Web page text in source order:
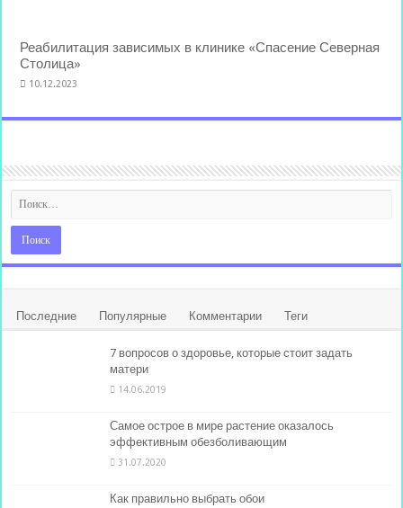
Реабилитация зависимых в клинике «Спасение Северная
Столица»
10.12.2023
Последние Популярные Комментарии Теги
7 вопросов о здоровье, которые стоит задать
матери
14.06.2019
Самое острое в мире растение оказалось
эффективным обезболивающим
31.07.2020
Как правильно выбрать обои